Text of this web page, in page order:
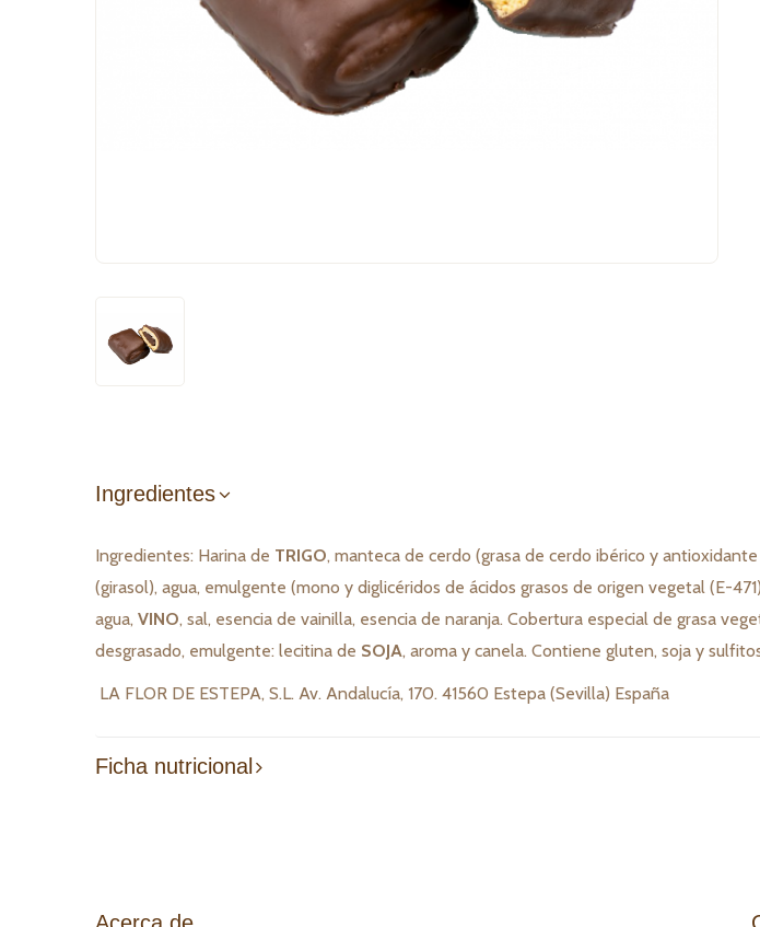
Ingredientes
Ingredientes: Harina de TRIGO, manteca de cerdo (grasa de cerdo ibérico y
(girasol), agua, emulgente (mono y diglicéridos de ácidos grasos de origen vegetal (E-
agua, VINO, sal, esencia de vainilla, esencia de naranja. Cobertura especial de grasa
desgrasado, emulgente: lecitina de SOJA, aroma y canela. Contiene gluten, soja y
LA FLOR DE ESTEPA, S.L. Av. Andalucía, 170. 41560 Estepa (Sevilla) España
Ficha nutricional